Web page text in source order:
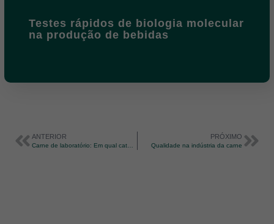
Testes rápidos de biologia molecular
na produção de bebidas
ANTERIOR
Carne de laboratório: Em qual categoria da IN 60 se enquadra?
PRÓXIMO
Qualidade na indústria da carne